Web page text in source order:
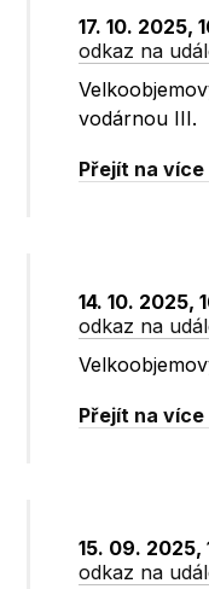
17. 10. 2025,
odkaz na
vodárnou III.
Přejít na
14. 10. 2025,
odkaz na
Přejít na
15. 09.
odkaz na